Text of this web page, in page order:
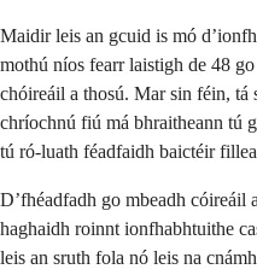
Maidir leis an gcuid is mó
mothú níos fearr laistigh de 48
chóireáil a thosú. Mar sin féin, tá
chríochnú fiú má bhraitheann tú
tú ró-luath féadfaidh baictéir
D’fhéadfadh go mbeadh cóireáil
haghaidh roinnt ionfhabhtuithe
leis an sruth fola nó leis na